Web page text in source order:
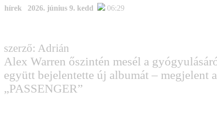
hírek
2026. június 9. kedd 06:29
szerző: Adrián
Alex Warren őszintén mesél a
együtt bejelentette új albumát – megjelent a
„PASSENGER”